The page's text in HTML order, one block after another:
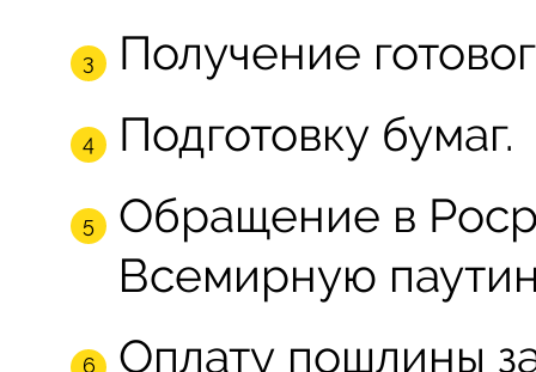
Получение
Подготовку бумаг.
Обращение в
Всемирную
Оплату пошлины